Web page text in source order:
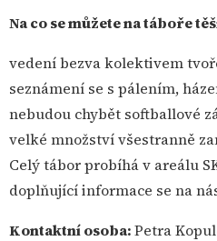
Na co se můžete na táboře
vedení bezva kolektivem
seznámení se s pálením,
nebudou chybět softballové
velké množství všestranně
Celý tábor probíhá v areálu
doplňující informace se na
Kontaktní osoba:Petra